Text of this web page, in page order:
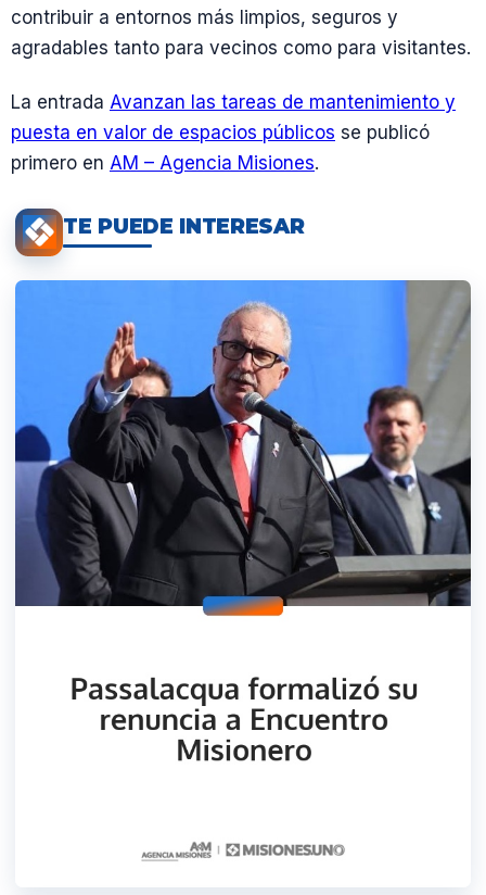
contribuir a entornos más limpios, seguros y
agradables tanto para vecinos como para visitantes.
La entrada Avanzan las tareas de mantenimiento y
puesta en valor de espacios públicos se publicó
primero en AM – Agencia Misiones.
TE PUEDE INTERESAR